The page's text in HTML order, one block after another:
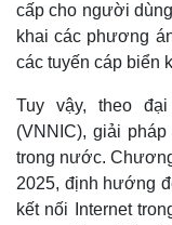
Pháp luật
cấp cho người
khai các phương
các tuyến cáp biển
Tuy vậy, theo
(VNNIC), giải
trong nước.
2025, định hướng
kết nối Internet